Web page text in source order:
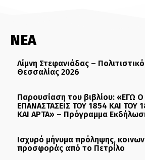
ΝΕΑ
Λίμνη Στεφανιάδας –
Θεσσαλίας 2026
Παρουσίαση του βιβλίου: «ΕΓΩ
ΕΠΑΝΑΣΤΑΣΕΙΣ ΤΟΥ 1854 ΚΑΙ ΤΟΥ
ΚΑΙ ΑΡΤΑ» – Πρόγραμμα
Ισχυρό μήνυμα πρόληψης,
προσφοράς από το Πετρίλο